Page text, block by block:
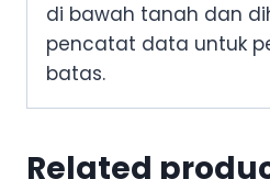
di bawah tanah dan
pencatat data untuk
batas.
Related